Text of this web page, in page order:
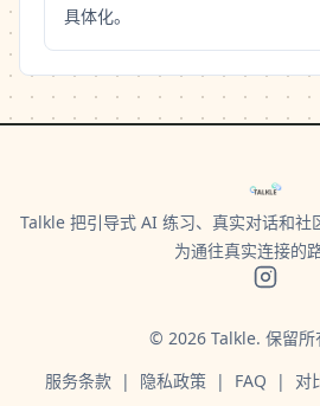
具体化。
Talkle 把引导式 AI 练习、真实对话和社
为通往真实连接的路
© 2026 Talkle. 保留所
服务条款
| 隐私政策 | FAQ | 对